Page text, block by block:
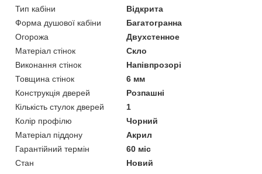
Тип кабіни
Відкрита
Форма душової кабіни
Багатогранна
Огорожа
Двухстенное
Матеріал стінок
Скло
Виконання стінок
Напівпрозорі
Товщина стінок
6 мм
Конструкція дверей
Розпашні
Кількість стулок дверей
1
Колір профілю
Чорний
Матеріал піддону
Акрил
Гарантійний термін
60 міс
Стан
Новий